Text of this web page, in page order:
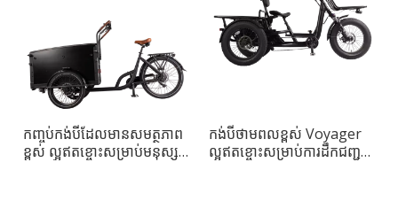
កញ្ចប់កង់បីដែលមានសមត្ថភាព
ខ្ពស់ ល្អឥតខ្ចោះសម្រាប់មនុស្ស
កង់បីថាមពលខ្ពស់ Voyager
ល្អឥតខ្ចោះសម្រាប់ការដឹកជញ្ជូន